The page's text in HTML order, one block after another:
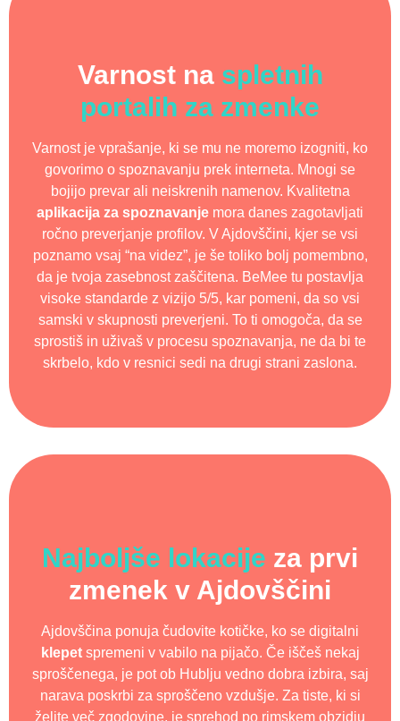
Varnost na spletnih
portalih za zmenke
Varnost je vprašanje, ki se mu ne moremo izogniti, ko
govorimo o spoznavanju prek interneta. Mnogi se
bojijo prevar ali neiskrenih namenov. Kvalitetna
aplikacija za spoznavanje mora danes zagotavljati
ročno preverjanje profilov. V Ajdovščini, kjer se vsi
poznamo vsaj “na videz”, je še toliko bolj pomembno,
da je tvoja zasebnost zaščitena. BeMee tu postavlja
visoke standarde z vizijo 5/5, kar pomeni, da so vsi
samski v skupnosti preverjeni. To ti omogoča, da se
sprostiš in uživaš v procesu spoznavanja, ne da bi te
skrbelo, kdo v resnici sedi na drugi strani zaslona.
Najboljše lokacije za prvi
zmenek v Ajdovščini
Ajdovščina ponuja čudovite kotičke, ko se digitalni
klepetspremeni v vabilo na pijačo. Če iščeš nekaj
sproščenega, je pot ob Hublju vedno dobra izbira, saj
narava poskrbi za sproščeno vzdušje. Za tiste, ki si
želite več zgodovine, je sprehod po rimskem obzidju